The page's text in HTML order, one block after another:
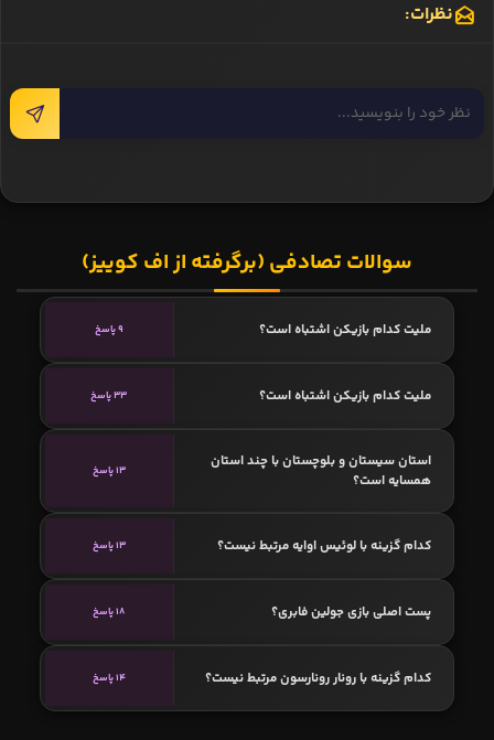
نظرات:
سوالات تصادفی (برگرفته از اف کوییز)
ملیت کدام بازیکن اشتباه است؟ 9 پاسخ
ملیت کدام بازیکن اشتباه است؟ 33 پاسخ
استان سیستان و بلوچستان با چند استان
همسایه است؟
13 پاسخ
کدام گزینه با لوئیس اوایه مرتبط نیست؟ 13 پاسخ
پست اصلی بازی جولین فابری؟ 18 پاسخ
کدام گزینه با رونار رونارسون مرتبط نیست؟ 14 پاسخ